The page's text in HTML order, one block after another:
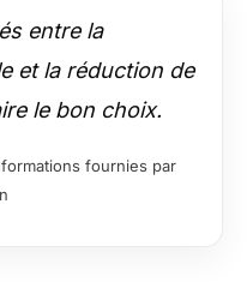
entre la
et la réduction de
le bon choix.
fournies par